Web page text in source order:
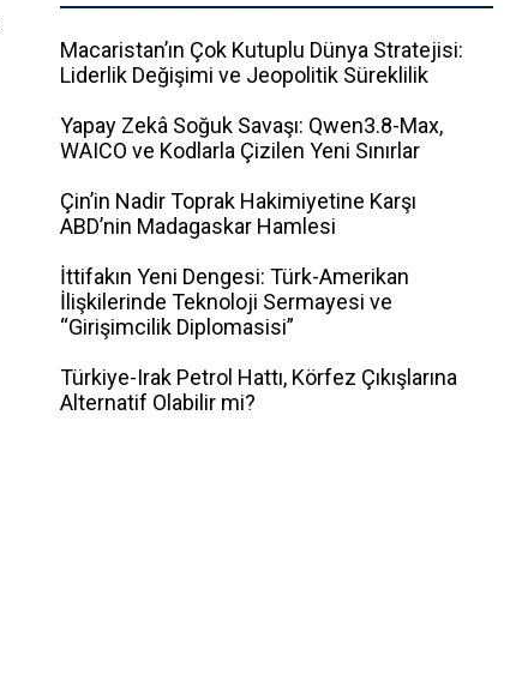
Macaristan’ın Çok Kutuplu Dünya Stratejisi:
Liderlik Değişimi ve Jeopolitik Süreklilik
Yapay Zekâ Soğuk Savaşı: Qwen3.8-Max,
WAICO ve Kodlarla Çizilen Yeni Sınırlar
Çin’in Nadir Toprak Hakimiyetine Karşı
ABD’nin Madagaskar Hamlesi
İttifakın Yeni Dengesi: Türk-Amerikan
İlişkilerinde Teknoloji Sermayesi ve
“Girişimcilik Diplomasisi”
Türkiye-Irak Petrol Hattı, Körfez Çıkışlarına
Alternatif Olabilir mi?